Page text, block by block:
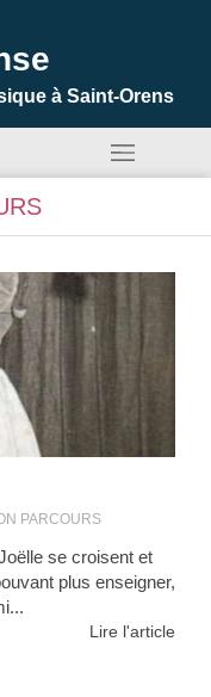
à Saint-Orens
PARCOURS
se croisent et
plus enseigner,
Lire l'article